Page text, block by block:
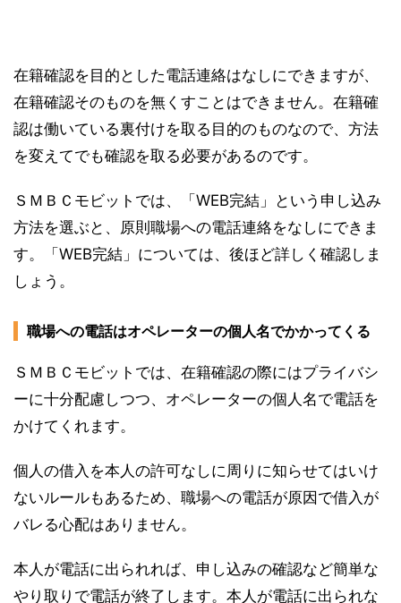
在籍確認を目的とした電話連絡はなしにできますが、
在籍確認そのものを無くすことはできません。在籍確
認は働いている裏付けを取る目的のものなので、方法
を変えてでも確認を取る必要があるのです。
ＳＭＢＣモビットでは、「WEB完結」という申し込み
方法を選ぶと、原則職場への電話連絡をなしにできま
す。「WEB完結」については、後ほど詳しく確認しま
しょう。
職場への電話はオペレーターの個人名でかかってくる
ＳＭＢＣモビットでは、在籍確認の際にはプライバシ
ーに十分配慮しつつ、オペレーターの個人名で電話を
かけてくれます。
個人の借入を本人の許可なしに周りに知らせてはいけ
ないルールもあるため、職場への電話が原因で借入が
バレる心配はありません。
本人が電話に出られれば、申し込みの確認など簡単な
やり取りで電話が終了します。本人が電話に出られな